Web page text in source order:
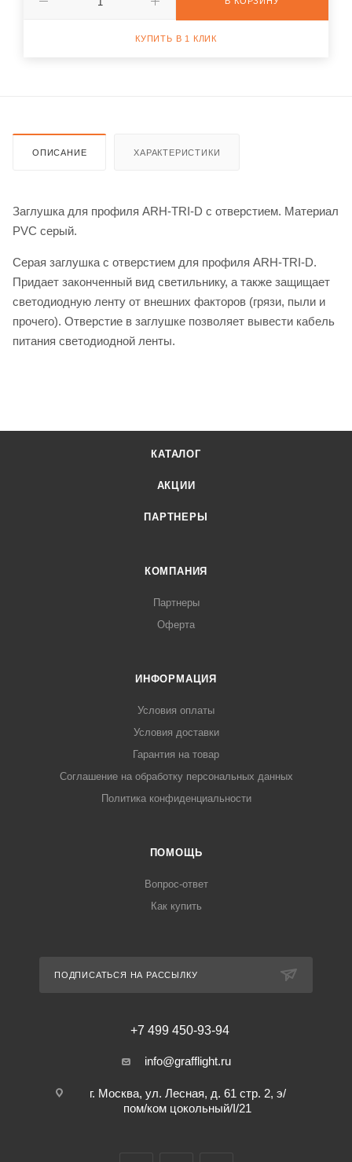
КУПИТЬ В 1 КЛИК
ОПИСАНИЕ ХАРАКТЕРИСТИКИ
Заглушка для профиля ARH-TRI-D с отверстием. Материал
PVC серый.
Серая заглушка с отверстием для профиля ARH-TRI-D.
Придает законченный вид светильнику, а также защищает
светодиодную ленту от внешних факторов (грязи, пыли и
прочего). Отверстие в заглушке позволяет вывести кабель
питания светодиодной ленты.
КАТАЛОГ
АКЦИИ
ПАРТНЕРЫ
КОМПАНИЯ
Партнеры
Оферта
ИНФОРМАЦИЯ
Условия оплаты
Условия доставки
Гарантия на товар
Соглашение на обработку персональных данных
Политика конфиденциальности
ПОМОЩЬ
Вопрос-ответ
Как купить
ПОДПИСАТЬСЯ НА РАССЫЛКУ
+7 499 450-93-94
info@grafflight.ru
г. Москва, ул. Лесная, д. 61 стр. 2, э/
пом/ком цокольный/I/21